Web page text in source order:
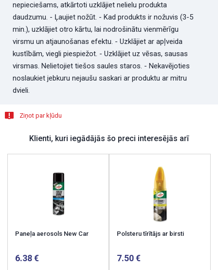
nepieciešams, atkārtoti uzklājiet nelielu produkta
daudzumu. - Ļaujiet nožūt. - Kad produkts ir nožuvis (3-5
min.), uzklājiet otro kārtu, lai nodrošinātu vienmērīgu
virsmu un atjaunošanas efektu. - Uzklājiet ar apļveida
kustībām, viegli piespiežot. - Uzklājiet uz vēsas, sausas
virsmas. Nelietojiet tiešos saules staros. - Nekavējoties
noslaukiet jebkuru nejaušu saskari ar produktu ar mitru
dvieli.
Ziņot par kļūdu
Klienti, kuri iegādājās šo preci interesējās arī
Paneļa aerosols New Car
6.38
Polsteru tīrītājs ar birsti
7.50